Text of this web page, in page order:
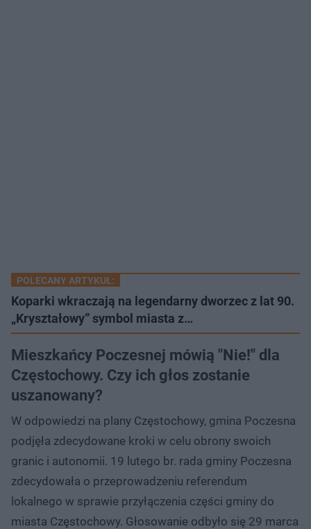
POLECANY ARTYKUŁ:
Koparki wkraczają na legendarny dworzec z lat 90.
„Kryształowy” symbol miasta z…
Mieszkańcy Poczesnej mówią "Nie!" dla
Częstochowy. Czy ich głos zostanie
uszanowany?
W odpowiedzi na plany Częstochowy, gmina Poczesna
podjęła zdecydowane kroki w celu obrony swoich
granic i autonomii. 19 lutego br. rada gminy Poczesna
zdecydowała o przeprowadzeniu referendum
lokalnego w sprawie przyłączenia części gminy do
miasta Częstochowy. Głosowanie odbyło się 29 marca